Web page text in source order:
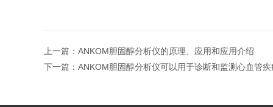
上一篇： ANKOM胆固醇分析仪的原理、应用和应用介绍
下一篇： ANKOM胆固醇分析仪可以用于诊断和监测心血管